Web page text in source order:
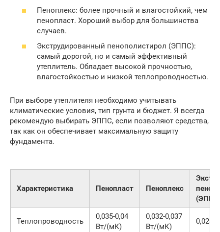
Пеноплекс: более прочный и влагостойкий, чем
пенопласт. Хороший выбор для большинства
случаев.
Экструдированный пенополистирол (ЭППС):
самый дорогой, но и самый эффективный
утеплитель. Обладает высокой прочностью,
влагостойкостью и низкой теплопроводностью.
При выборе утеплителя необходимо учитывать
климатические условия, тип грунта и бюджет. Я всегда
рекомендую выбирать ЭППС, если позволяют средства,
так как он обеспечивает максимальную защиту
фундамента.
Характеристика Пенопласт Пеноплекс
Теплопроводность
0,035-0,04
Вт/(мК)
0,032-0,037
Вт/(мК)
0,028-